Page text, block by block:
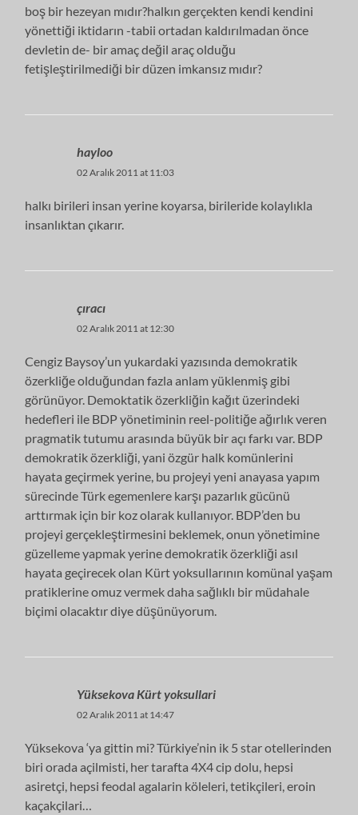
boş bir hezeyan mıdır?halkın gerçekten kendi kendini
yönettiği iktidarın -tabii ortadan kaldırılmadan önce
devletin de- bir amaç değil araç olduğu
fetişleştirilmediği bir düzen imkansız mıdır?
hayloo
02 Aralık 2011 at 11:03
halkı birileri insan yerine koyarsa, birileride kolaylıkla
insanlıktan çıkarır.
çıracı
02 Aralık 2011 at 12:30
Cengiz Baysoy’un yukardaki yazısında demokratik
özerkliğe olduğundan fazla anlam yüklenmiş gibi
görünüyor. Demoktatik özerkliğin kağıt üzerindeki
hedefleri ile BDP yönetiminin reel-politiğe ağırlık veren
pragmatik tutumu arasında büyük bir açı farkı var. BDP
demokratik özerkliği, yani özgür halk komünlerini
hayata geçirmek yerine, bu projeyi yeni anayasa yapım
sürecinde Türk egemenlere karşı pazarlık gücünü
arttırmak için bir koz olarak kullanıyor. BDP’den bu
projeyi gerçekleştirmesini beklemek, onun yönetimine
güzelleme yapmak yerine demokratik özerkliği asıl
hayata geçirecek olan Kürt yoksullarının komünal yaşam
pratiklerine omuz vermek daha sağlıklı bir müdahale
biçimi olacaktır diye düşünüyorum.
Yüksekova Kürt yoksullari
02 Aralık 2011 at 14:47
Yüksekova ‘ya gittin mi? Türkiye’nin ik 5 star otellerinden
biri orada açilmisti, her tarafta 4X4 cip dolu, hepsi
asiretçi, hepsi feodal agalarin köleleri, tetikçileri, eroin
kaçakçilari…